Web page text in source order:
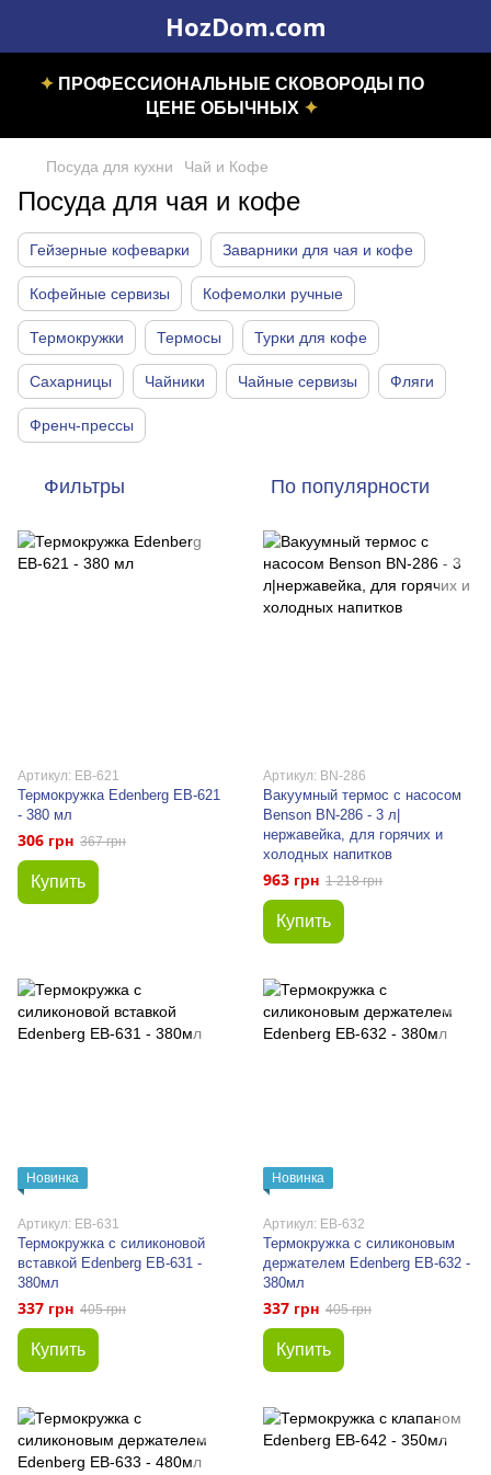
HozDom.com
✦ ПРОФЕССИОНАЛЬНЫЕ СКОВОРОДЫ ПО
ЦЕНЕ ОБЫЧНЫХ ✦
Посуда для кухни Чай и Кофе
Посуда для чая и кофе
Гейзерные кофеварки Заварники для чая и кофе
Кофейные сервизы Кофемолки ручные
Термокружки Термосы Турки для кофе
Сахарницы Чайники Чайные сервизы Фляги
Френч-прессы
Фильтры По популярности
Артикул: EB-621
Термокружка Edenberg EB-621
- 380 мл
306 грн 367 грн
Купить
Артикул: BN-286
Вакуумный термос с насосом
Benson BN-286 - 3 л|
нержавейка, для горячих и
холодных напитков
963 грн 1 218 грн
Купить
Новинка
Артикул: EB-631
Термокружка с силиконовой
вставкой Edenberg EB-631 -
380мл
337 грн 405 грн
Купить
Новинка
Артикул: EB-632
Термокружка с силиконовым
держателем Edenberg EB-632 -
380мл
337 грн 405 грн
Купить